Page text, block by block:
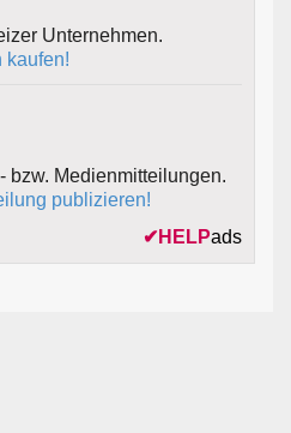
Unternehmen.
kaufen!
bzw. Medienmitteilungen.
publizieren!
✔ HELPads